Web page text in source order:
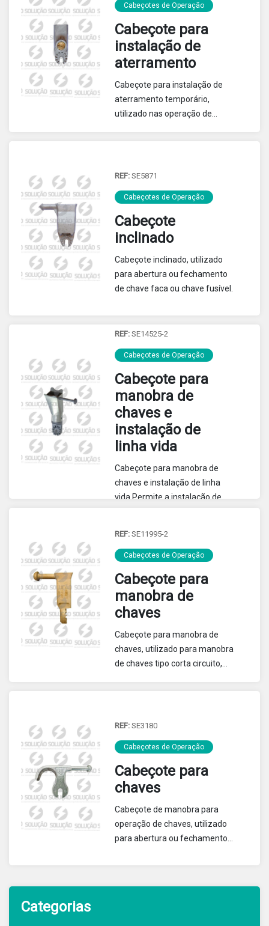
Categorias
Pega Tudo.
Cabeçotes de Operação
Cabeçote para
instalação de
aterramento
Cabeçote para instalação de
aterramento temporário,
utilizado nas operação de
REF: SE5871
Cabeçotes de Operação
Cabeçote
inclinado
Cabeçote inclinado, utilizado
para abertura ou fechamento
de chave faca ou chave fusível.
REF: SE14525-2
Cabeçotes de Operação
Cabeçote para
manobra de
chaves e
instalação de
linha vida
Cabeçote para manobra de
chaves e instalação de linha
vida.Permite a instalação de
agulhão SE3053 e SE3520.
REF: SE11995-2
Cabeçotes de Operação
Cabeçote para
manobra de
chaves
Cabeçote para manobra de
chaves, utilizado para manobra
de chaves tipo corta circuito,
REF: SE3180
Cabeçotes de Operação
Cabeçote para
chaves
Cabeçote de manobra para
operação de chaves, utilizado
para abertura ou fechamento